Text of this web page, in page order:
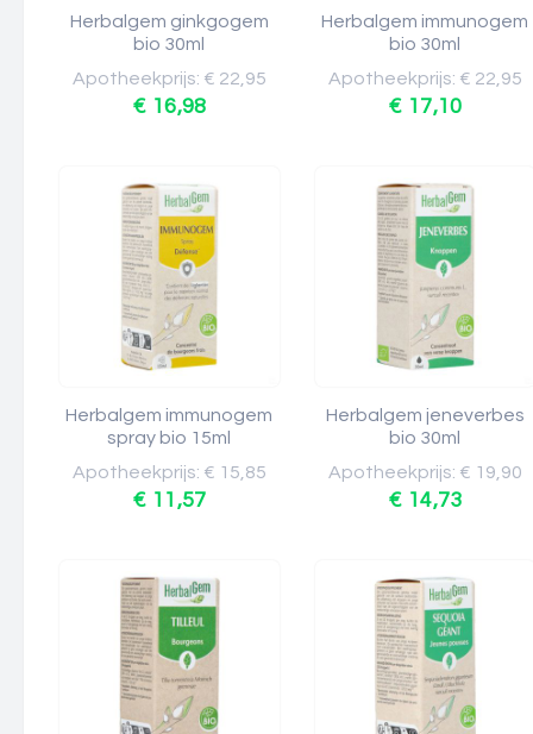
Herbalgem ginkgogem
bio 30ml
Apotheekprijs: € 22,95
€ 16,98
Herbalgem immunogem
bio 30ml
Apotheekprijs: € 22,95
€ 17,10
Herbalgem immunogem
spray bio 15ml
Apotheekprijs: € 15,85
€ 11,57
Herbalgem jeneverbes
bio 30ml
Apotheekprijs: € 19,90
€ 14,73